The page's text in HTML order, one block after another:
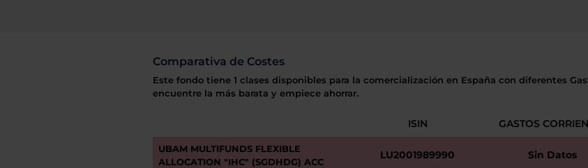
Comparativa de Costes
Este fondo tiene 1 clases disponibles para la comercialización en España con diferentes
encuentre la más barata y empiece ahorrar.
ISIN GASTOS
UBAM MULTIFUNDS FLEXIBLE
ALLOCATION "IHC" (SGDHDG) ACC
LU2001989990 Sin Datos